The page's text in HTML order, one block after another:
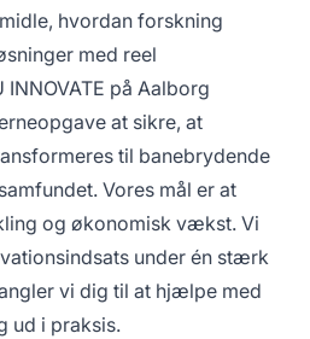
hvordan forskning
med reel
INNOVATE på Aalborg
at sikre, at
til banebrydende
Vores mål er at
og økonomisk vækst. Vi
under én stærk
vi dig til at hjælpe med
ud i praksis.